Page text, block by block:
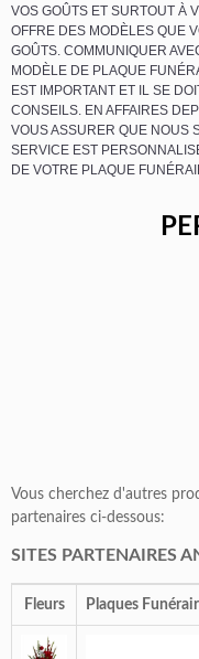
VOS GOÛTS ET SURTOUT À
OFFRE DES MODÈLES QUE
GOÛTS. COMMUNIQUER
MODÈLE DE PLAQUE
EST IMPORTANT ET IL SE
CONSEILS. EN AFFAIRES
VOUS ASSURER QUE NOUS
SERVICE EST
DE VOTRE PLAQUE
Vous cherchez d'autres
partenaires ci-dessous:
SITES PARTENAIRES
Fleurs Plaques